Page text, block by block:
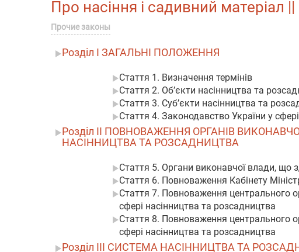
Про насіння і садивний
Прочие законы
Розділ I ЗАГАЛЬНІ ПОЛОЖЕННЯ
Стаття 1. Визначення термінів
Стаття 2. Об’єкти насінництва та
Стаття 3. Суб’єкти насінництва та
Стаття 4. Законодавство України у
Розділ II ПОВНОВАЖЕННЯ ОРГАНІВ
НАСІННИЦТВА ТА РОЗСАДНИЦТВА
Стаття 5. Органи виконавчої влади, що
Стаття 6. Повноваження Кабінету
Стаття 7. Повноваження центрального
сфері насінництва та розсадництва
Стаття 8. Повноваження центрального
сфері насінництва та розсадництва
Розділ III СИСТЕМА НАСІННИЦТВА ТА